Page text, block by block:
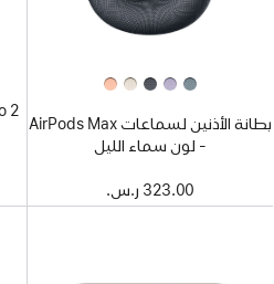
بطانة الأذنين لسماعات AirPods Max
- لون سماء الليل
323.00 ر.س.‏